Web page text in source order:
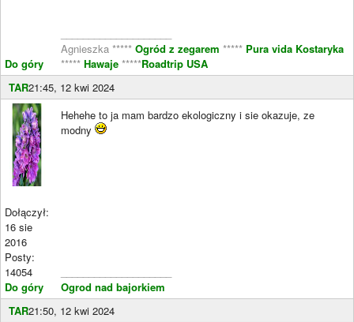
Do góry
Agnieszka ***** Ogród z zegarem ***** Pura vida Kostaryka
***** Hawaje *****Roadtrip USA
TAR21:45, 12 kwi 2024
Dołączył:
16 sie
2016
Posty:
14054
Do góry
Hehehe to ja mam bardzo ekologiczny i sie okazuje, ze
modny
Ogrod nad bajorkiem
TAR21:50, 12 kwi 2024